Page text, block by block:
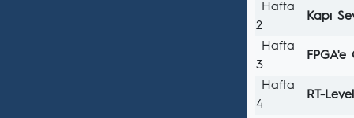
Hafta
2
Kapı
Hafta
3
FPGA'e
Hafta
4
RT-